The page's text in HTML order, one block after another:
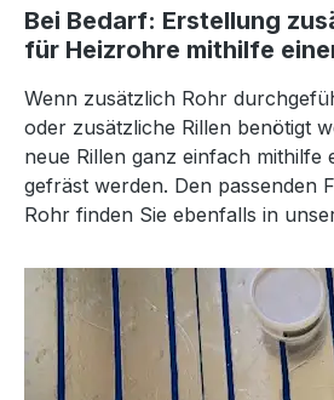
Bei Bedarf: Erstellung
für Heizrohre mithilfe
Wenn zusätzlich Rohr
oder zusätzliche Rillen benötigt
neue Rillen ganz einfach mithilfe
gefräst werden. Den passenden
Rohr finden Sie ebenfalls in